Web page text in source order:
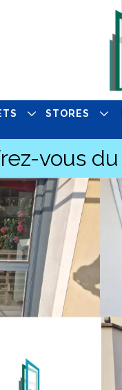
STORES
vous du